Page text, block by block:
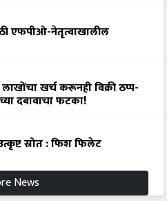
एफपीओ-नेतृत्वाखालील
खर्च करूनही विक्री ठप्प-
दबावाचा फटका!
स्रोत : फिश फिलेट
News